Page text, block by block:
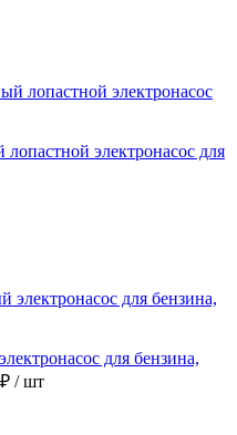
электронасос для
для бензина,
/ шт